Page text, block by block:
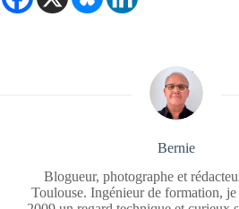
Bernie
Blogueur, photographe et
Toulouse. Ingénieur de formation, je